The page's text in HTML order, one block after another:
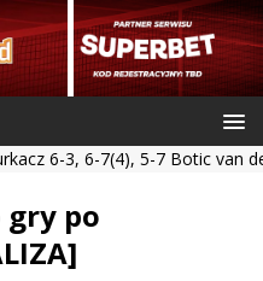
3, 6-7(4), 5-7 Botic van de
gry po